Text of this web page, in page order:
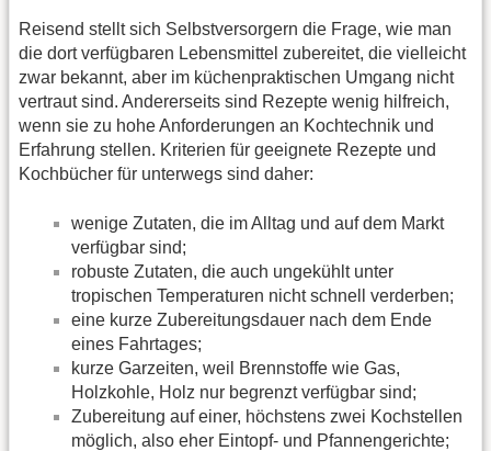
Reisend stellt sich Selbstversorgern die Frage, wie man
die dort verfügbaren Lebensmittel zubereitet, die vielleicht
zwar bekannt, aber im küchenpraktischen Umgang nicht
vertraut sind. Andererseits sind Rezepte wenig hilfreich,
wenn sie zu hohe Anforderungen an Kochtechnik und
Erfahrung stellen. Kriterien für geeignete Rezepte und
Kochbücher für unterwegs sind daher:
wenige Zutaten, die im Alltag und auf dem Markt
verfügbar sind;
robuste Zutaten, die auch ungekühlt unter
tropischen Temperaturen nicht schnell verderben;
eine kurze Zubereitungsdauer nach dem Ende
eines Fahrtages;
kurze Garzeiten, weil Brennstoffe wie Gas,
Holzkohle, Holz nur begrenzt verfügbar sind;
Zubereitung auf einer, höchstens zwei Kochstellen
möglich, also eher Eintopf- und Pfannengerichte;